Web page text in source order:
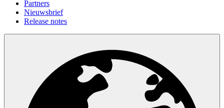
Partners
Nieuwsbrief
Release notes